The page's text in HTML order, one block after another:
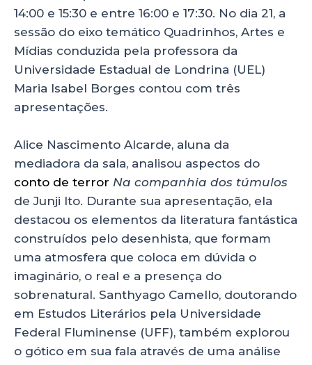
14:00 e 15:30 e entre 16:00 e 17:30. No dia 21, a
sessão do eixo temático Quadrinhos, Artes e
Mídias conduzida pela professora da
Universidade Estadual de Londrina (UEL)
Maria Isabel Borges contou com três
apresentações.
Alice Nascimento Alcarde, aluna da
mediadora da sala, analisou aspectos do
conto de terror Na companhia dos túmulos
de Junji Ito. Durante sua apresentação, ela
destacou os elementos da literatura fantástica
construídos pelo desenhista, que formam
uma atmosfera que coloca em dúvida o
imaginário, o real e a presença do
sobrenatural. Santhyago Camello, doutorando
em Estudos Literários pela Universidade
Federal Fluminense (UFF), também explorou
o gótico em sua fala através de uma análise